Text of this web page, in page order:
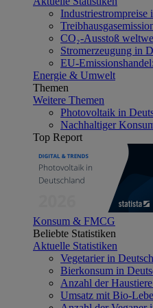
Industriestrompreise
CO₂-Ausstoß
Stromerzeugung in
EU-
Energie & Umwelt
Themen
Weitere Themen
Photovoltaik in
Nachhaltiger
Top Report
Konsum & FMCG
Beliebte Statistiken
Aktuelle Statistiken
Vegetarier in
Bierkonsum in
Anzahl der
Umsatz mit Bio-